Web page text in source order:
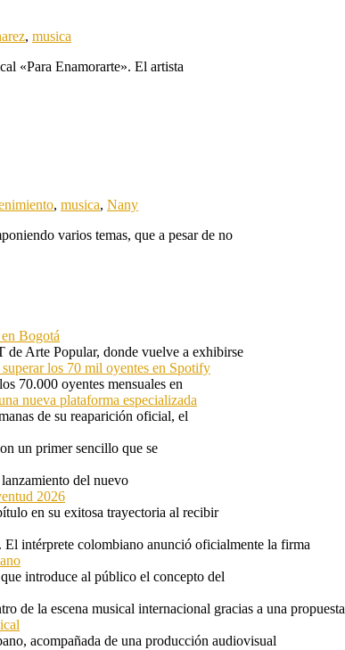
, musica
«Para Enamorarte». El artista
, musica, Nany
varios temas, que a pesar de no
Bogotá
Arte Popular, donde vuelve a exhibirse
los 70 mil oyentes en Spotify
70.000 oyentes mensuales en
nueva plataforma especializada
de su reaparición oficial, el
un primer sencillo que se
del nuevo
2026
en su exitosa trayectoria al recibir
intérprete colombiano anunció oficialmente la firma
introduce al público el concepto del
de la escena musical internacional gracias a una propuesta
acompañada de una producción audiovisual